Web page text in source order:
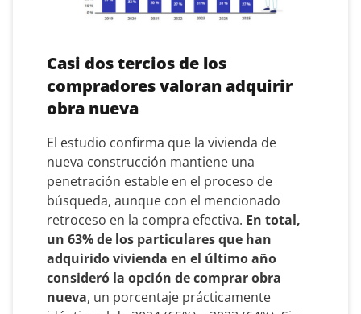
Casi dos tercios de los
compradores valoran adquirir
obra nueva
El estudio confirma que la vivienda de
nueva construcción mantiene una
penetración estable en el proceso de
búsqueda, aunque con el mencionado
retroceso en la compra efectiva. En total,
un 63% de los particulares que han
adquirido vivienda en el último año
consideró la opción de comprar obra
nueva, un porcentaje prácticamente